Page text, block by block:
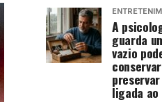
A
guarda
vazio
ligada